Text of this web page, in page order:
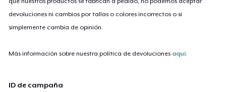
devoluciones ni cambios por tallas o colores incorrectos o si
simplemente cambia de opinión.
Más información sobre nuestra política de devoluciones aquí
ID de campaña